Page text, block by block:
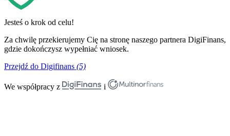
Jesteś o krok od celu!
Za chwilę przekierujemy Cię na stronę naszego partnera DigiFinans,
gdzie dokończysz wypełniać wniosek.
Przejdź do Digifinans (5)
We współpracy z i